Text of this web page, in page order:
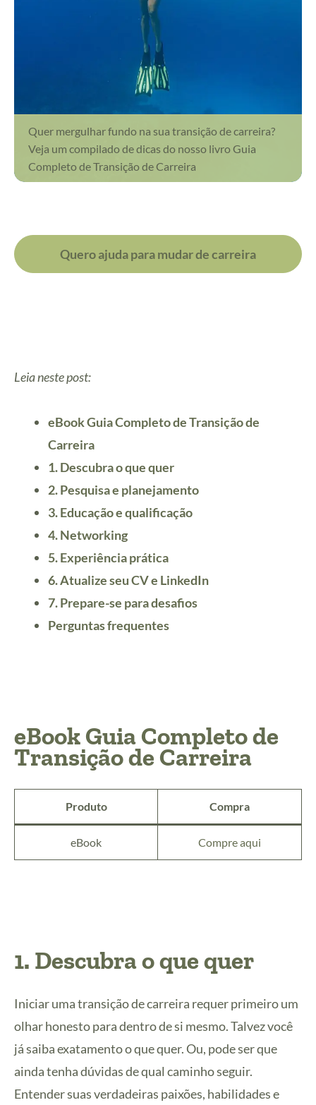
Quer mergulhar fundo na sua transição de carreira?
Veja um compilado de dicas do nosso livro Guia
Completo de Transição de Carreira
Quero ajuda para mudar de carreira
Leia neste post:
eBook Guia Completo de Transição de
Carreira
1. Descubra o que quer
2. Pesquisa e planejamento
3. Educação e qualificação
4. Networking
5. Experiência prática
6. Atualize seu CV e LinkedIn
7. Prepare-se para desafios
Perguntas frequentes
eBook Guia Completo de
Transição de Carreira
Produto Compra
eBook Compre aqui
1. Descubra o que quer
Iniciar uma transição de carreira requer primeiro um
olhar honesto para dentro de si mesmo. Talvez você
já saiba exatamento o que quer. Ou, pode ser que
ainda tenha dúvidas de qual caminho seguir.
Entender suas verdadeiras paixões, habilidades e